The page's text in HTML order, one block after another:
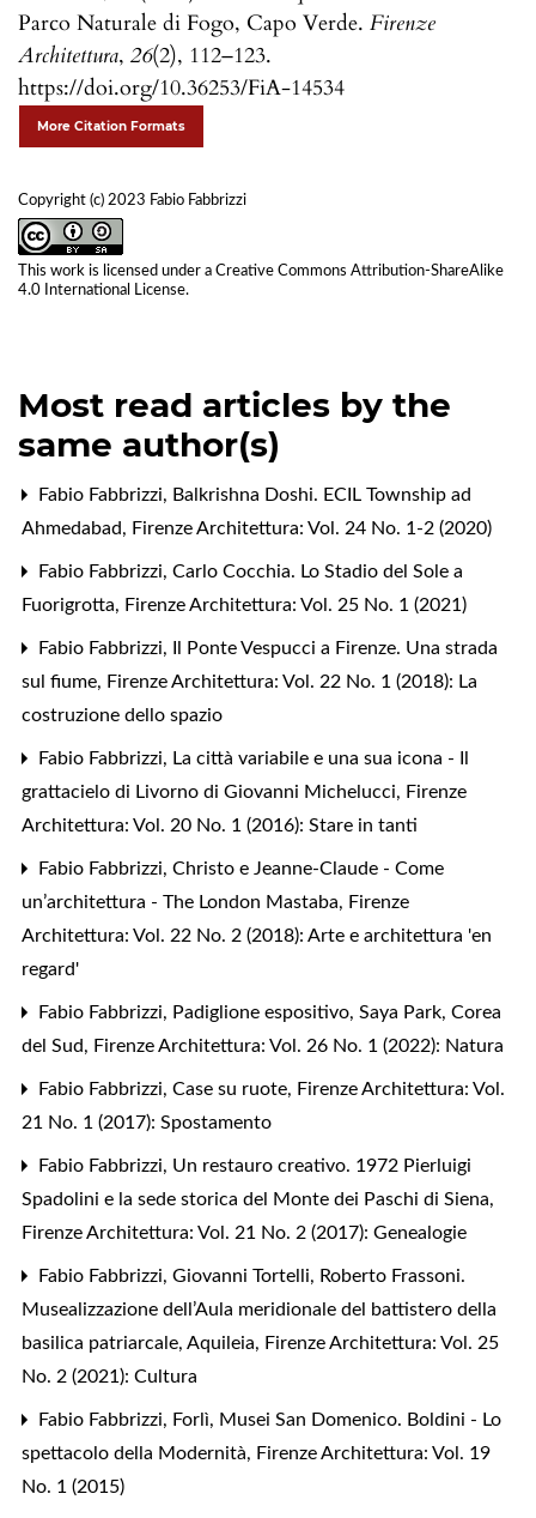
Parco Naturale di Fogo, Capo Verde. Firenze
Architettura, 26(2), 112–123.
https://doi.org/10.36253/FiA-14534
More Citation Formats
Copyright (c) 2023 Fabio Fabbrizzi
This work is licensed under a Creative Commons Attribution-ShareAlike
4.0 International License.
Most read articles by the
same author(s)
Fabio Fabbrizzi, Balkrishna Doshi. ECIL Township ad
Ahmedabad, Firenze Architettura: Vol. 24 No. 1-2 (2020)
Fabio Fabbrizzi, Carlo Cocchia. Lo Stadio del Sole a
Fuorigrotta, Firenze Architettura: Vol. 25 No. 1 (2021)
Fabio Fabbrizzi,
Il Ponte Vespucci a Firenze. Una strada
sul fiume, Firenze Architettura: Vol. 22 No. 1 (2018): La
costruzione dello spazio
Fabio Fabbrizzi, La città variabile e una sua icona - Il
grattacielo di Livorno di Giovanni Michelucci, Firenze
Architettura: Vol. 20 No. 1 (2016): Stare in tanti
Fabio Fabbrizzi, Christo e Jeanne-Claude - Come
un’architettura - The London Mastaba, Firenze
Architettura: Vol. 22 No. 2 (2018): Arte e architettura 'en
regard'
Fabio Fabbrizzi, Padiglione espositivo, Saya Park, Corea
del Sud, Firenze Architettura: Vol. 26 No. 1 (2022): Natura
Fabio Fabbrizzi, Case su ruote, Firenze Architettura: Vol.
21 No. 1 (2017): Spostamento
Fabio Fabbrizzi, Un restauro creativo. 1972 Pierluigi
Spadolini e la sede storica del Monte dei Paschi di Siena,
Firenze Architettura: Vol. 21 No. 2 (2017): Genealogie
Fabio Fabbrizzi, Giovanni Tortelli, Roberto Frassoni.
Musealizzazione dell’Aula meridionale del battistero della
basilica patriarcale, Aquileia, Firenze Architettura: Vol. 25
No. 2 (2021): Cultura
Fabio Fabbrizzi, Forlì, Musei San Domenico. Boldini - Lo
spettacolo della Modernità, Firenze Architettura: Vol. 19
No. 1 (2015)